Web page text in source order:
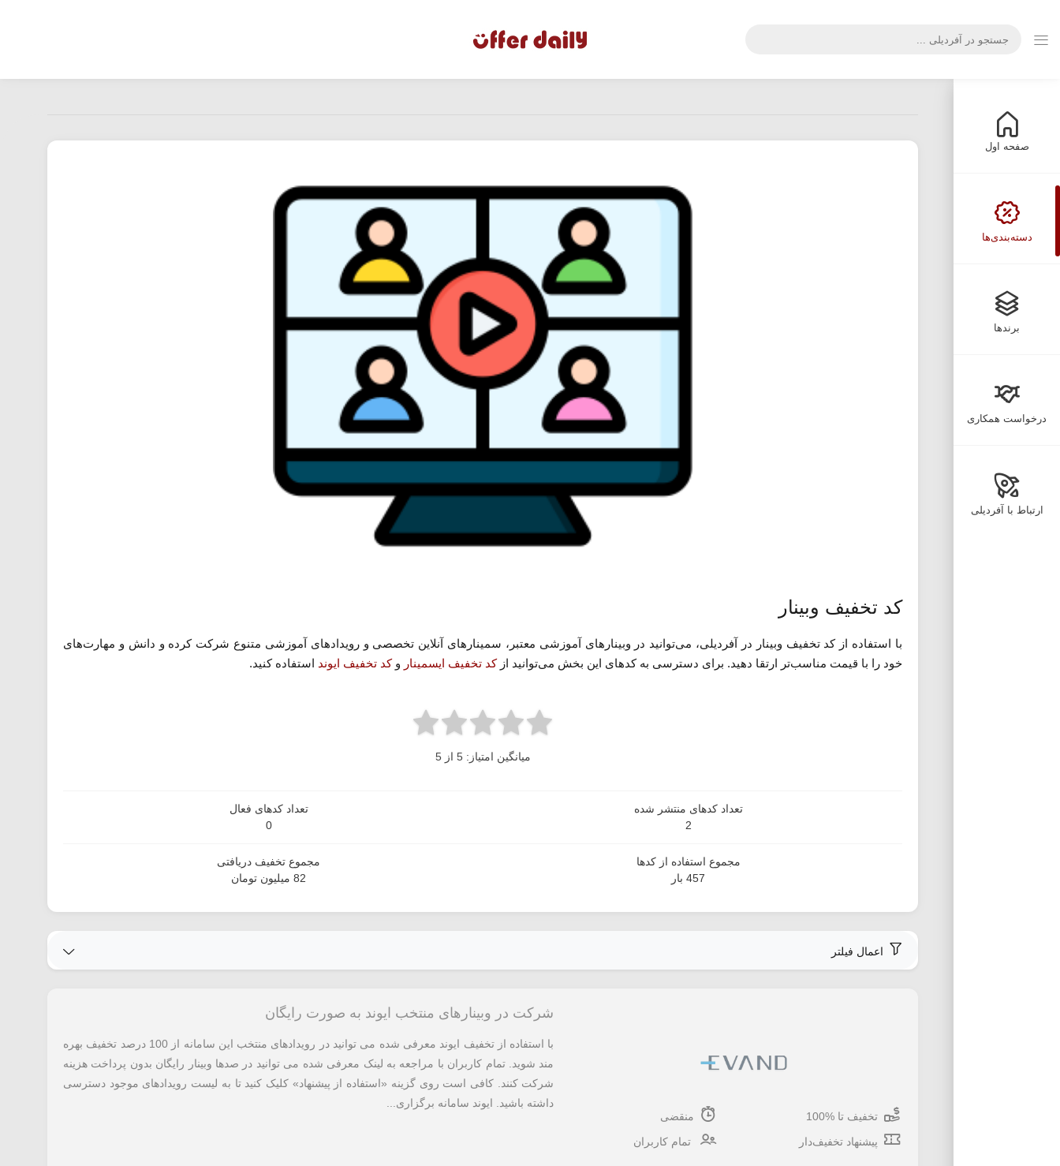
صفحه اول
دسته‌بندی‌ها
برندها
درخواست همکاری
ارتباط با آفردیلی
کد تخفیف وبینار
با استفاده از کد تخفیف وبینار در آفردیلی، می‌توانید در وبینارهای آموزشی معتبر، سمینارهای آنلاین تخصصی و رویدادهای آموزشی متنوع شرکت کرده و دانش و مهارت‌های
خود را با قیمت مناسب‌تر ارتقا دهید. برای دسترسی به کدهای این بخش می‌توانید ازکد تخفیف ایسمینار وکد تخفیف ایوند استفاده کنید.
میانگین امتیاز: 5 از 5
تعداد کدهای منتشر شده
2
تعداد کدهای فعال
0
مجموع استفاده از کدها
457 بار
مجموع تخفیف دریافتی
82 میلیون تومان
اعمال فیلتر
تخفیف تا %100
منقضی
پیشنهاد تخفیف‌دار
تمام کاربران
شرکت در وبینارهای منتخب ایوند به صورت رایگان
با استفاده از تخفیف ایوند معرفی شده می توانید در رویدادهای منتخب این سامانه از 100 درصد تخفیف بهره
مند شوید. تمام کاربران با مراجعه به لینک معرفی شده می توانید در صدها وبینار رایگان بدون پرداخت هزینه
شرکت کنند. کافی است روی گزینه «استفاده از پیشنهاد» کلیک کنید تا به لیست رویدادهای موجود دسترسی
داشته باشید. ایوند سامانه برگزاری...